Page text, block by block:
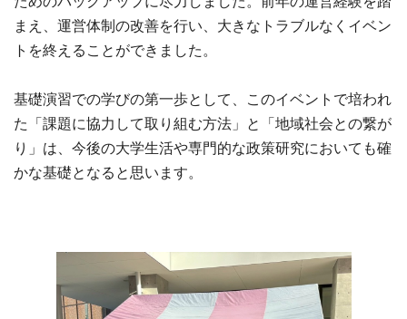
まえ、運営体制の改善を行い、大きなトラブルなくイベン
トを終えることができました。
基礎演習での学びの第一歩として、このイベントで培われ
た「課題に協力して取り組む方法」と「地域社会との繋が
り」は、今後の大学生活や専門的な政策研究においても確
かな基礎となると思います。